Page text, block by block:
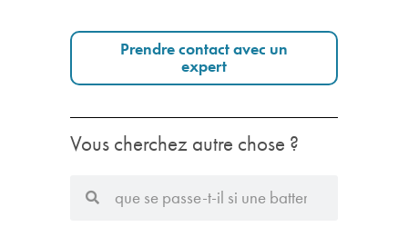
Prendre contact avec un
expert
Vous cherchez autre chose ?